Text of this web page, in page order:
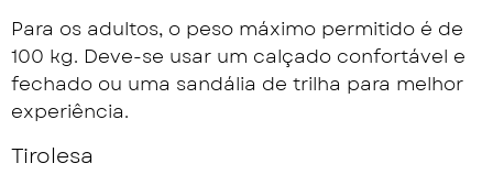
Para os adultos, o peso máximo permitido é de
100 kg. Deve-se usar um calçado confortável e
fechado ou uma sandália de trilha para melhor
experiência.
Tirolesa